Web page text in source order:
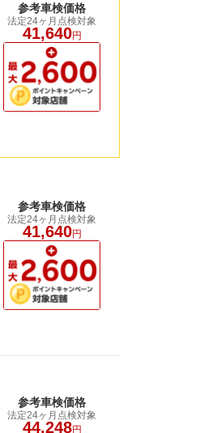
参考車検価格
法定24ヶ月点検対象
41,640円
参考車検価格
法定24ヶ月点検対象
41,640円
参考車検価格
法定24ヶ月点検対象
44,248円